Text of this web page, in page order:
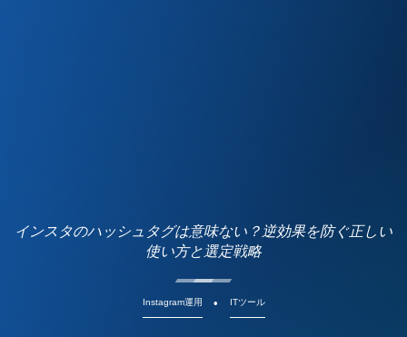
インスタのハッシュタグは意味ない？逆効果を防ぐ正しい
使い方と選定戦略
Instagram運用 ITツール